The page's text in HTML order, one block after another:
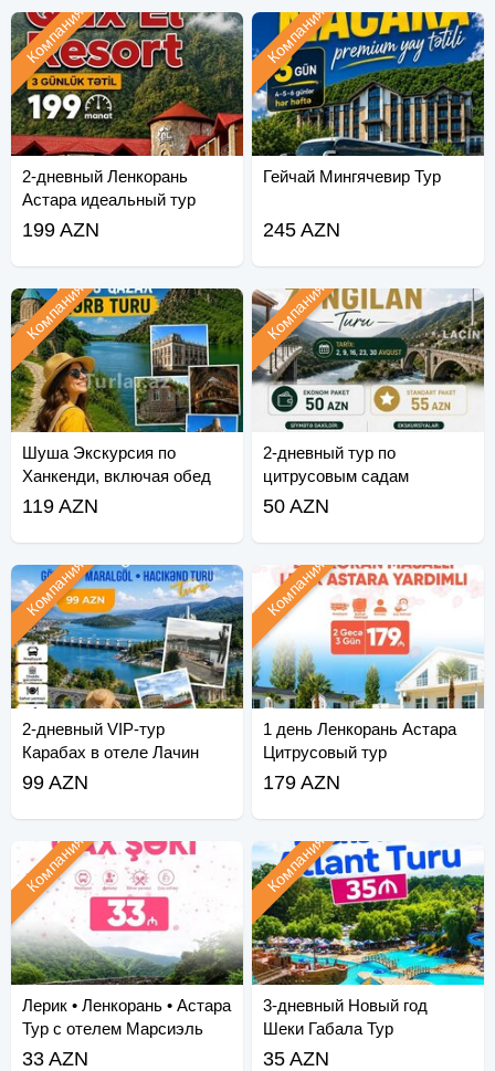
2-дневный Ленкорань
Астара идеальный тур
Компания
199 AZN
Гейчай Мингячевир Тур
Компания
245 AZN
Шуша Экскурсия по
Ханкенди, включая обед
Компания
119 AZN
2-дневный тур по
цитрусовым садам
Ленкорань Астара
Компания
50 AZN
2-дневный VIP-тур
Карабах в отеле Лачин
Компания
99 AZN
1 день Ленкорань Астара
Цитрусовый тур
Компания
179 AZN
Лерик • Ленкорань • Астара
Тур с отелем Марсиэль
Компания
33 AZN
3-дневный Новый год
Шеки Габала Тур
Компания
35 AZN